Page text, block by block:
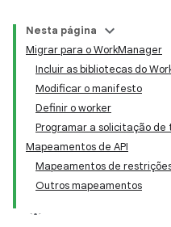
Nesta página
Migrar para o WorkManager
Incluir as bibliotecas do
Modificar o manifesto
Definir o worker
Programar a solicitação de
Mapeamentos de API
Mapeamentos de
Outros mapeamentos